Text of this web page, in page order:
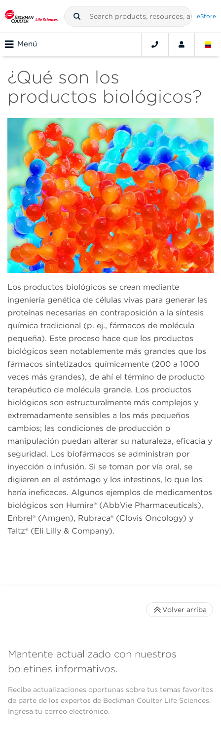
eStore
Menú
¿Qué son los
productos biológicos?
Los productos biológicos se crean mediante
ingeniería genética de células vivas para generar las
proteínas necesarias en contraposición a la síntesis
química tradicional (p. ej., fármacos de molécula
pequeña). Este proceso hace que los productos
biológicos sean notablemente más grandes que los
fármacos sintetizados químicamente (200 a 1000
veces más grandes), de ahí el término de producto
terapéutico de molécula grande. Los productos
biológicos son estructuralmente más complejos y
extremadamente sensibles a los más pequeños
cambios; las condiciones de producción o
manipulación puedan alterar su naturaleza, eficacia y
seguridad. Los biofármacos se administran por
inyección o infusión. Si se toman por vía oral, se
digieren en el estómago y los intestinos, lo que los
haría ineficaces. Algunos ejemplos de medicamentos
biológicos son Humira® (AbbVie Pharmaceuticals),
Enbrel® (Amgen), Rubraca® (Clovis Oncology) y
Taltz® (Eli Lilly & Company).
Mantente actualizado con nuestros
boletines informativos.
Recibe actualizaciones oportunas sobre tus temas favoritos
de parte de los expertos de Beckman Coulter Life Sciences.
Ingresa tu correo electrónico.
Volver arriba